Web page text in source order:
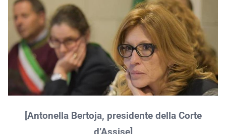
[Antonella Bertoja, presidente della Corte